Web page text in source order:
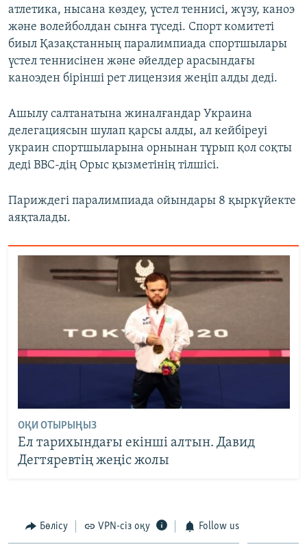
атлетика, нысана көздеу, үстел теннисі, жүзу, каноэ
және волейболдан сынға түседі. Спорт комитеті
биыл Қазақстанның паралимпиада спортшылары
үстел теннисінен және әйелдер арасындағы
каноэден бірінші рет лицензия жеңіп алды деді.
Ашылу салтанатына жиналғандар Украина
делегациясын шулап қарсы алды, ал кейбіреуі
украин спортшыларына орнынан тұрып қол соқты
деді ВВС-дің Орыс қызметінің тілшісі.
Париждегі паралимпиада ойындары 8 қыркүйекте
аяқталады.
ОҚИ ОТЫРЫҢЫЗ
Ел тарихындағы екінші алтын. Давид
Дегтяревтің жеңіс жолы
Бөлісу VPN-сіз оқу Follow us